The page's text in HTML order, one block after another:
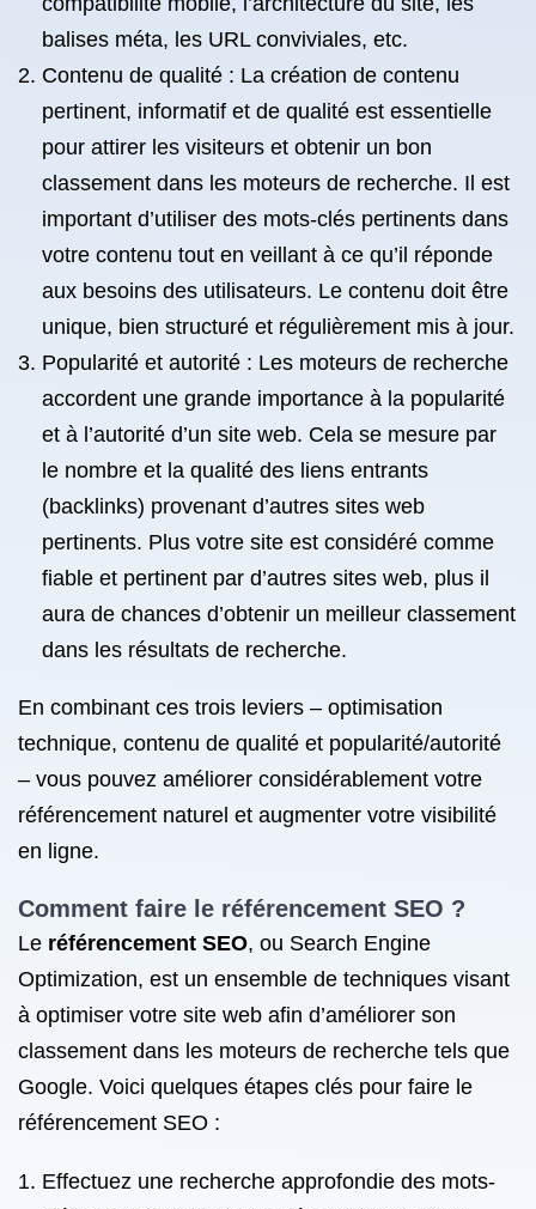
balises méta, les URL conviviales, etc.
Contenu de qualité : La création de contenu
pertinent, informatif et de qualité est essentielle
pour attirer les visiteurs et obtenir un bon
classement dans les moteurs de recherche. Il est
important d’utiliser des mots-clés pertinents dans
votre contenu tout en veillant à ce qu’il réponde
aux besoins des utilisateurs. Le contenu doit être
unique, bien structuré et régulièrement mis à jour.
Popularité et autorité : Les moteurs de recherche
accordent une grande importance à la popularité
et à l’autorité d’un site web. Cela se mesure par
le nombre et la qualité des liens entrants
(backlinks) provenant d’autres sites web
pertinents. Plus votre site est considéré comme
fiable et pertinent par d’autres sites web, plus il
aura de chances d’obtenir un meilleur classement
dans les résultats de recherche.
En combinant ces trois leviers – optimisation
technique, contenu de qualité et popularité/autorité
– vous pouvez améliorer considérablement votre
référencement naturel et augmenter votre visibilité
en ligne.
Comment faire le référencement SEO ?
Le référencement SEO, ou Search Engine
Optimization, est un ensemble de techniques visant
à optimiser votre site web afin d’améliorer son
classement dans les moteurs de recherche tels que
Google. Voici quelques étapes clés pour faire le
référencement SEO :
Effectuez une recherche approfondie des mots-